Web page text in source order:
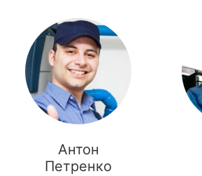
Антон
Петренко